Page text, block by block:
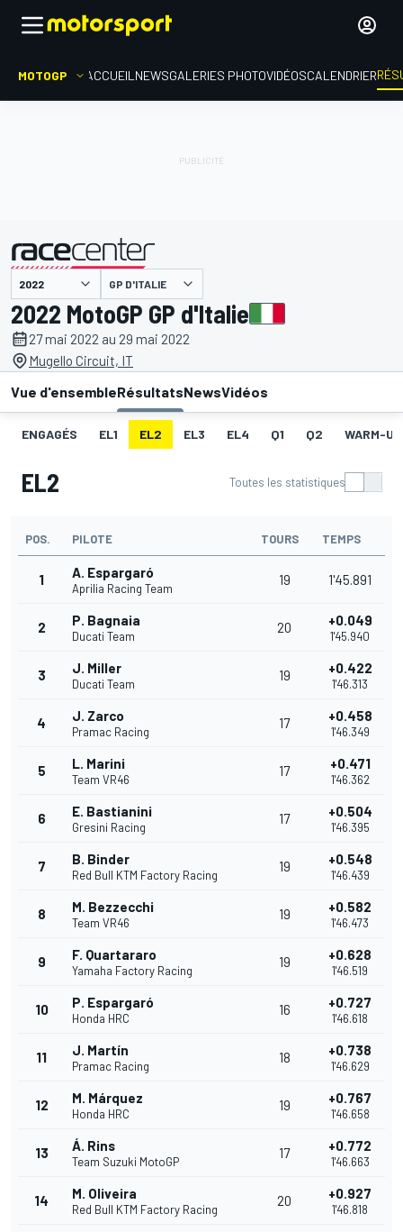
MOTOGP ACCUEIL NEWSGALERIES PHOTOVIDÉOSCALENDRIER
présenté par GP D'ITALIE
2022 MotoGP GP d'Italie
27 mai 2022 au 29 mai 2022
Mugello Circuit, IT
Vue d'ensembleRésultatsNewsVidéos
ENGAGÉS EL1 EL2 EL3 EL4 Q1 Q2 WARM-UP
EL2 Toutes les statistiques
POS. PILOTE TOURS TEMPS
1 A. Espargaró
Aprilia Racing Team
19 1'45.891
2 P. Bagnaia
Ducati Team
20 +0.049
1'45.940
3 J. Miller
Ducati Team
19 +0.422
1'46.313
4 J. Zarco
Pramac Racing
17 +0.458
1'46.349
5 L. Marini
Team VR46
17 +0.471
1'46.362
6 E. Bastianini
Gresini Racing
17 +0.504
1'46.395
7 B. Binder
Red Bull KTM Factory Racing
19 +0.548
1'46.439
8 M. Bezzecchi
Team VR46
19 +0.582
1'46.473
9 F. Quartararo
Yamaha Factory Racing
19 +0.628
1'46.519
10 P. Espargaró
Honda HRC
16 +0.727
1'46.618
11 J. Martín
Pramac Racing
18 +0.738
1'46.629
12 M. Márquez
Honda HRC
19 +0.767
1'46.658
13 Á. Rins
Team Suzuki MotoGP
17 +0.772
1'46.663
14 M. Oliveira
Red Bull KTM Factory Racing
20 +0.927
1'46.818